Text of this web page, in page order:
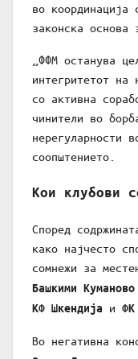
во координација
законска основа
„ФФМ останува
интегритетот на
со активна
чинители во
нерегуларности
соопштението.
Кои клубови
Според
како најчесто
сомнежи за
Башкими
КФ Шкендија и
Во негативна